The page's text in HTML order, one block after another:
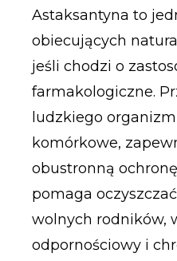
Astaksantyna to
obiecujących
jeśli chodzi o
farmakologiczne.
ludzkiego
komórkowe,
obustronną
pomaga
wolnych rodników,
odpornościowy i